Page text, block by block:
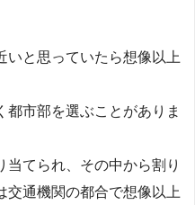
いと思っていたら想像以上
市部を選ぶことがありま
てられ、その中から割り
交通機関の都合で想像以上